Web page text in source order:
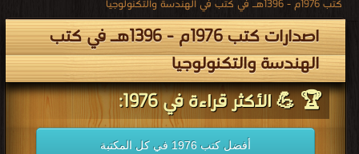
كتب 1976م - 1396هـ في كتب في الهندسة والتكنولوجيا
اصدارات كتب 1976م - 1396هـ في كتب
الهندسة والتكنولوجيا
🏆 💪 الأكثر قراءة في 1976:
أفضل كتب 1976 في كل المكتبة